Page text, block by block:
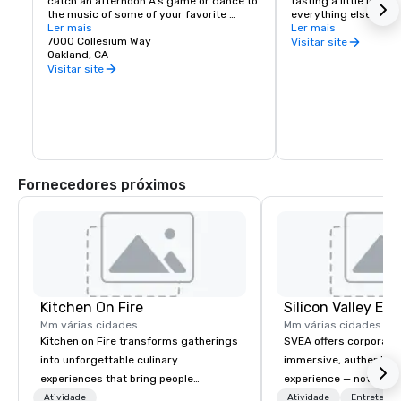
the music of some of your favorite
artists!
Ler mais
7000 Collesium Way
Oakland, CA
Visitar site
everything else in
scene is a little
wineries are housed
Ler mais
Visitar site
Fornecedores próximos
Kitchen On Fire
Mm várias cidades
Kitchen on Fire transforms gatherings
into unforgettable culinary
experiences that bring people
together. Since 2005, we've
Atividade
Mm várias cidades
SVEA offers
immersive, authentic
experience — not a
transformation. We
Atividade